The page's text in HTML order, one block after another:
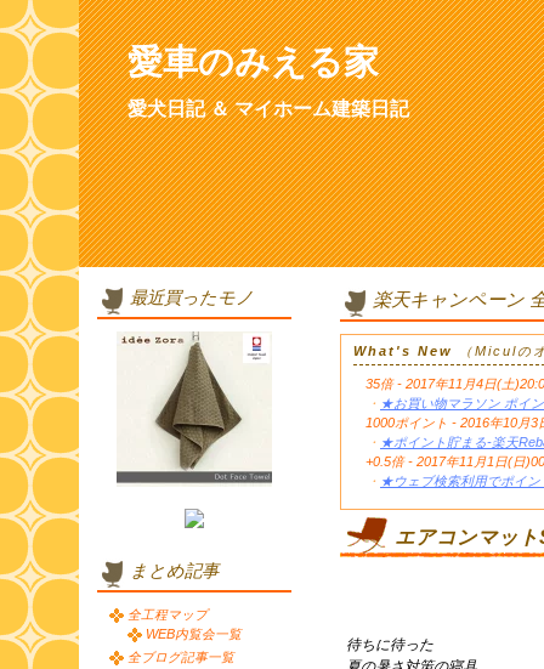
愛車のみえる家
愛犬日記 ＆ マイホーム建築日記
楽天キャンペーン
What's New （Miculの
35倍 - 2017年11月4日(土
・ ★お買い物マラソン ポイ
1000ポイント - 2016年10月
・ ★ポイント貯まる-楽天
+0.5倍 - 2017年11月1日(日
・ ★ウェブ検索利用でポイン
エアコンマット
待ちに待った
最近買ったモノ
まとめ記事
全工程マップ
WEB内覧会一覧
全ブログ記事一覧